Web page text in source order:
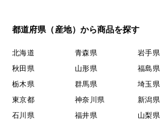
都道府県（産地）から商品を探す
北海道 青森県 岩手県
秋田県
山形県 福島県
栃木県
群馬県 埼玉県
東京都
神奈川県 新潟県
石川県
福井県 山梨県